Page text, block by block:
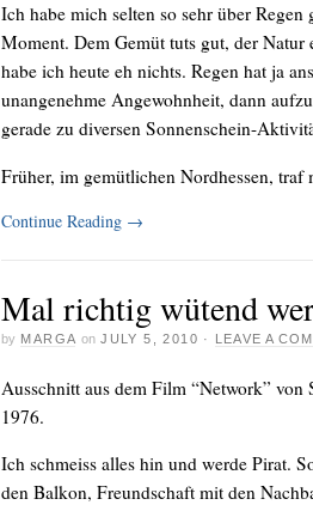
Ich habe mich selten so sehr über
Moment. Dem Gemüt tuts gut, der
habe ich heute eh nichts. Regen hat ja
unangenehme Angewohnheit, dann
gerade zu diversen Sonnenschein-
Früher, im gemütlichen Nordhessen, traf
Continue Reading →
Mal richtig wütend
by MARGA on JULY 5, 2010 · LEAVE A
Ausschnitt aus dem Film “Network” von
1976.
Ich schmeiss alles hin und werde Pirat.
den Balkon, Freundschaft mit den